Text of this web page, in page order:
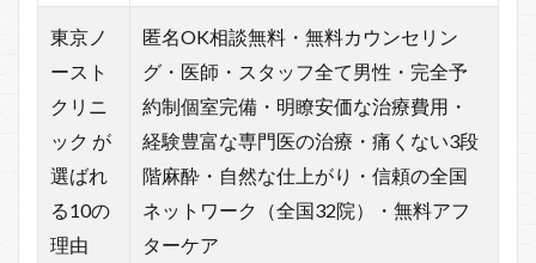
東京ノ
ースト
クリニ
ック が
選ばれ
る10の
理由
匿名OK相談無料・無料カウンセリン
グ・医師・スタッフ全て男性・完全予
約制個室完備・明瞭安価な治療費用・
経験豊富な専門医の治療・痛くない3段
階麻酔・自然な仕上がり・信頼の全国
ネットワーク（全国32院）・無料アフ
ターケア